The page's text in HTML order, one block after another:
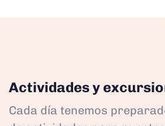
Actividades y
Cada día tenemos